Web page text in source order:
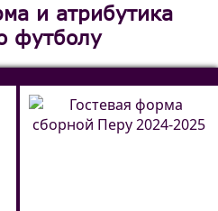
и атрибутика
футболу